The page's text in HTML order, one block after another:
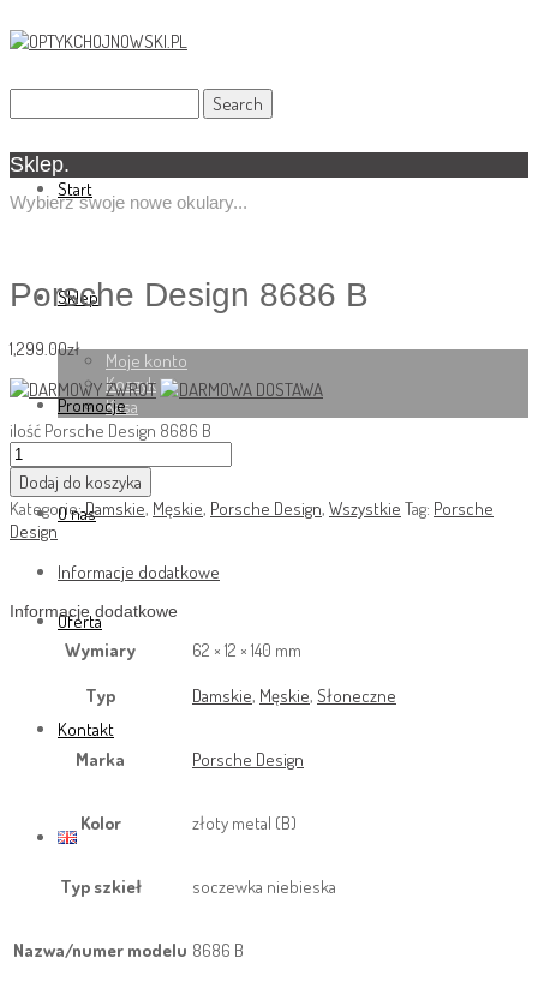
Start
Sklep
Moje konto
Koszyk
Kasa
Promocje
O nas
Oferta
Kontakt
Sklep.
Wybierz swoje nowe okulary...
Porsche Design 8686 B
1,299.00zł
ilość Porsche Design 8686 B
Dodaj do koszyka
Kategorie:Damskie, Męskie, Porsche Design, Wszystkie Tag: Porsche
Design
Informacje dodatkowe
Informacje dodatkowe
Wymiary
62 × 12 × 140 mm
Typ
Damskie, Męskie, Słoneczne
Marka Porsche Design
Kolor złoty metal (B)
Typ szkieł soczewka niebieska
Nazwa/numer modelu 8686 B